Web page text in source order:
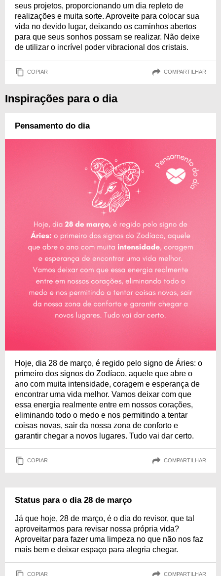
seus projetos, proporcionando um dia repleto de
realizações e muita sorte. Aproveite para colocar sua
vida no devido lugar, deixando os caminhos abertos
para que seus sonhos possam se realizar. Não deixe
de utilizar o incrível poder vibracional dos cristais.
COPIAR COMPARTILHAR
Inspirações para o dia
Pensamento do dia
Hoje, dia 28 de março, é regido pelo signo de Áries: o
primeiro dos signos do Zodíaco, aquele que abre o
ano com muita intensidade, coragem e esperança de
encontrar uma vida melhor. Vamos deixar com que
essa energia realmente entre em nossos corações,
eliminando todo o medo e nos permitindo a tentar
coisas novas, sair da nossa zona de conforto e
garantir chegar a novos lugares. Tudo vai dar certo.
COPIAR COMPARTILHAR
Status para o dia 28 de março
Já que hoje, 28 de março, é o dia do revisor, que tal
aproveitarmos para revisar nossa própria vida?
Aproveitar para fazer uma limpeza no que não nos faz
mais bem e deixar espaço para alegria chegar.
COPIAR COMPARTILHAR